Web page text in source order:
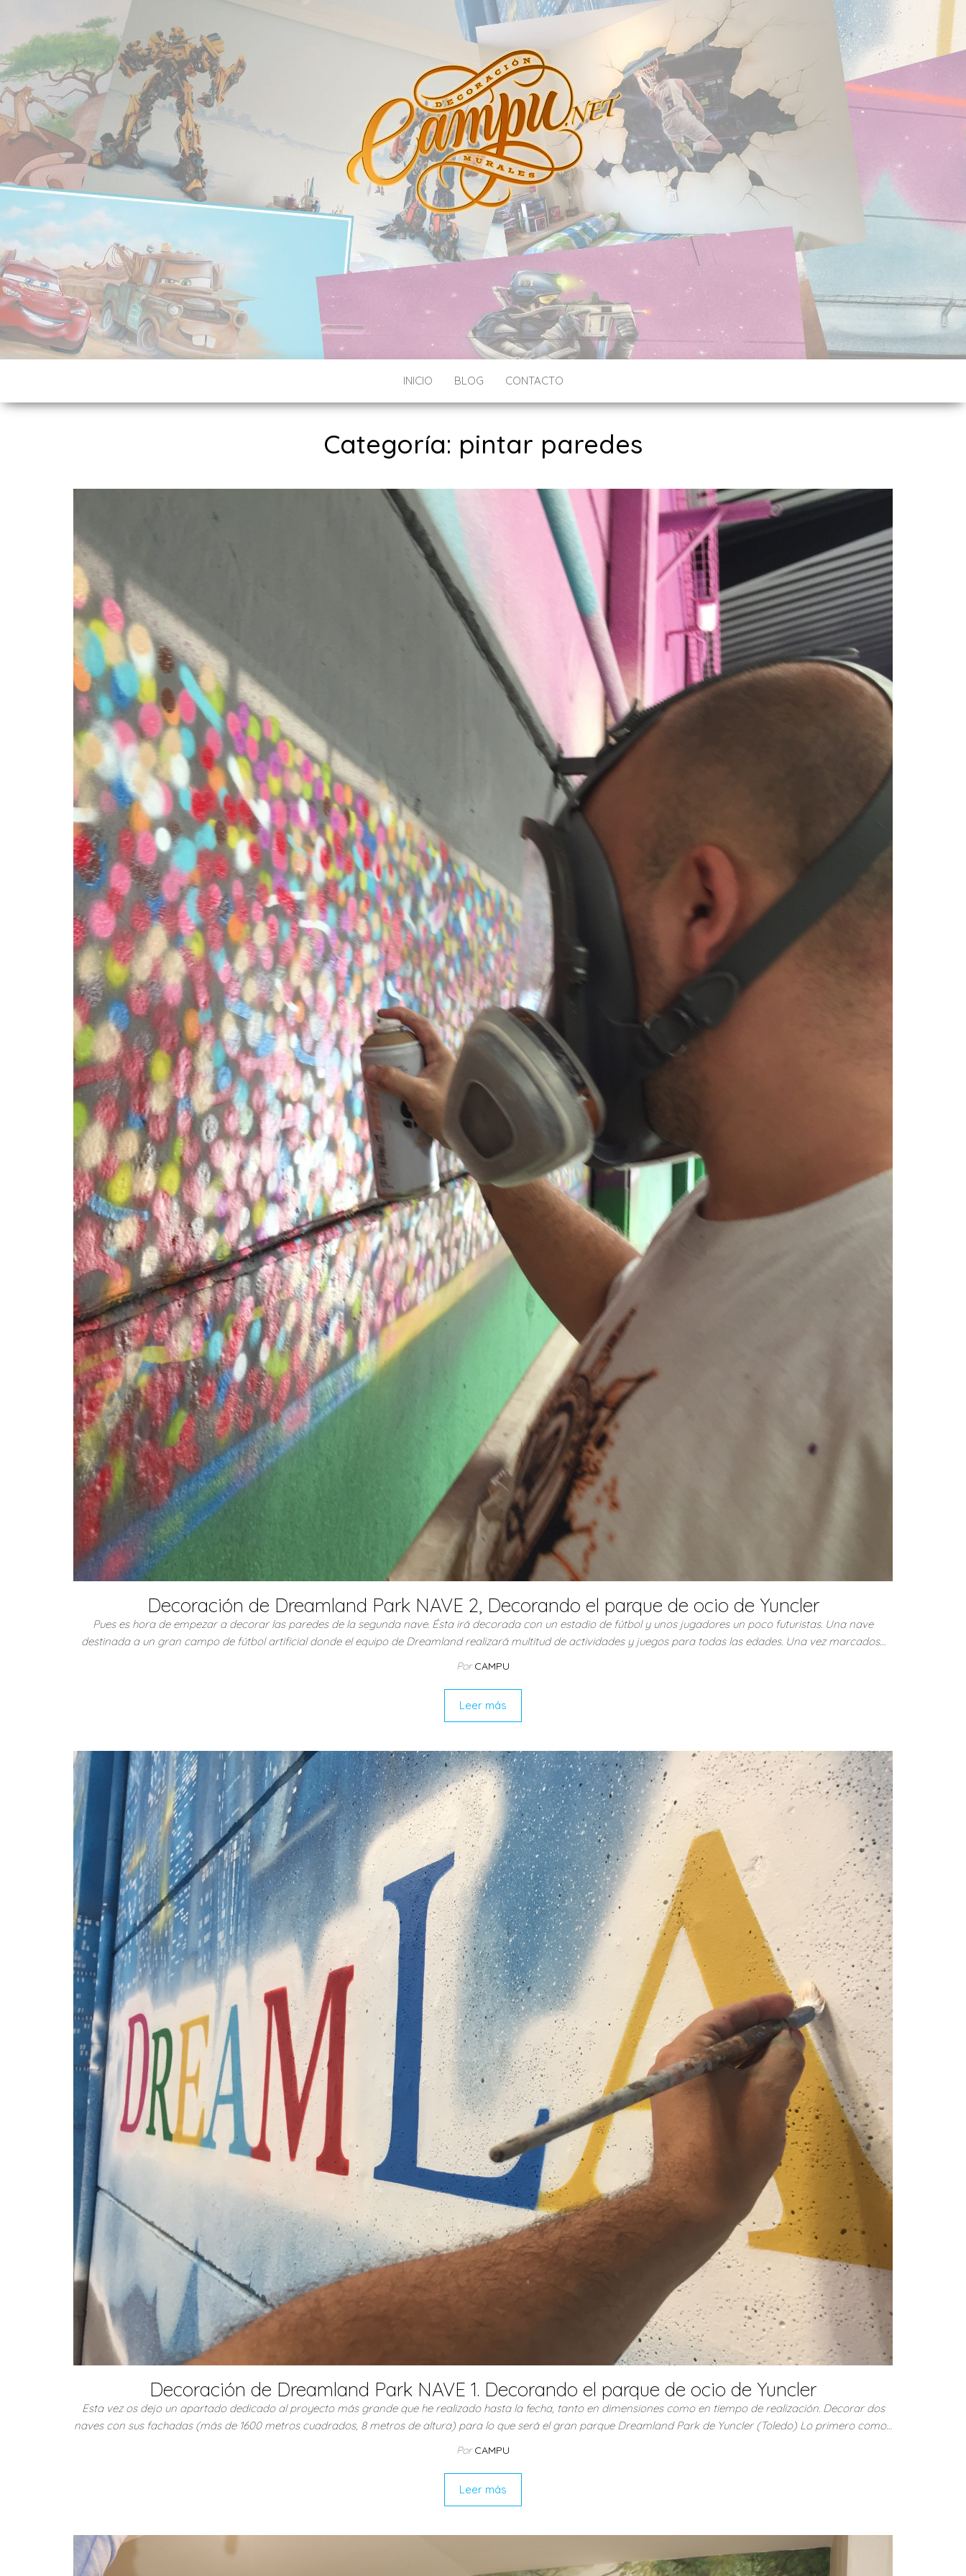
EL BLOG DE CAMPU
Murales decorativos pintados únicos y personalizados. Graffity, Aerografia, acrílicos , campu
INICIO BLOG CONTACTO
Categoría: pintar paredes
Decoración de Dreamland Park NAVE 2, Decorando el parque de ocio de Yuncler
Pues es hora de empezar a decorar las paredes de la segunda nave. Ésta irá decorada con un estadio de fútbol y unos jugadores un poco futuristas. Una nave
destinada a un gran campo de fútbol artificial donde el equipo de Dreamland realizará multitud de actividades y juegos para todas las edades. Una vez marcados…
Por CAMPU
Leer más
Decoración de Dreamland Park NAVE 1. Decorando el parque de ocio de Yuncler
Esta vez os dejo un apartado dedicado al proyecto más grande que he realizado hasta la fecha, tanto en dimensiones como en tiempo de realización. Decorar dos
naves con sus fachadas (más de 1600 metros cuadrados, 8 metros de altura) para lo que será el gran parque Dreamland Park de Yuncler (Toledo) Lo primero como…
Por CAMPU
Leer más